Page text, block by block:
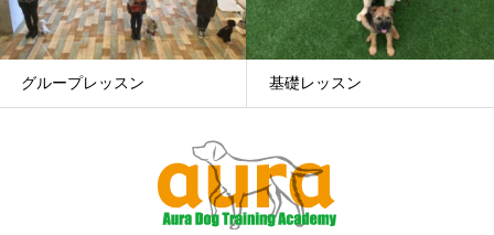
グループレッスン 基礎レッスン